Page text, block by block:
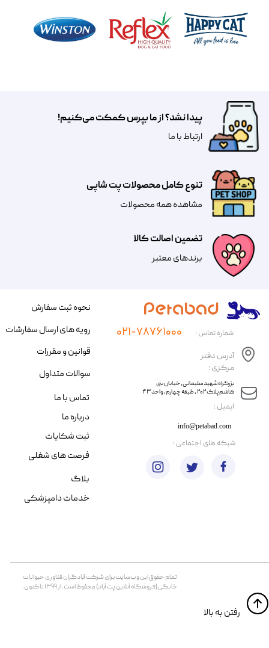
تضمین اصالت کالا
​​برندهای معتبر​​​​​​​
تنوع کامل محصولات پت شاپی
مشاهده همه محصولات
پیدا نشد؟ از ما بپرس کمکت می‌کنیم!
​​​ارتباط با ما
​ایمیل :
آدرس دفتر
مرکزی :
info@petabad.com
​​بزرگراه شهید سلیمانی، خیابان بنی
هاشم پلاک ۲۰۲ ، طبقه چهارم، واحد ۴۳
شماره تماس : ۰۲۱-۷۸۷۶۱۰۰۰
تمام حقوق اين وب‌سايت برای شرکت آبادگران فناوری حیوانات
خانگی (فروشگاه آنلاین پت آباد) محفوظ است. از ۱۳۹۹ تا کنون.
​​رفتن به بالا
نحوه ثبت سفارش
رویه های ارسال سفارشات
قوانین و مقررات
سوالات متداول
تماس با ما
درباره ما
ثبت شکایات
فرصت های شغلی
​شبکه های اجتماعی :
بلاگ
خدمات دامپزشکی